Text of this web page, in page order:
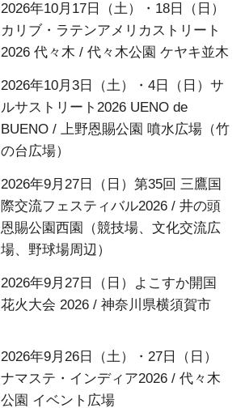
2026年10月17日（土）・18日（日）
カリブ・ラテンアメリカストリート
2026 代々木 / 代々木公園 ケヤキ並木
2026年10月3日（土）・4日（日）サ
ルサストリート2026 UENO de
BUENO / 上野恩賜公園 噴水広場（竹
の台広場）
2026年9月27日（日）第35回 三鷹国
際交流フェスティバル2026 / 井の頭
恩賜公園西園（競技場、文化交流広
場、野球場周辺）
2026年9月27日（日）よこすか開国
花火大会 2026 / 神奈川県横須賀市
2026年9月26日（土）・27日（日）
ナマステ・インディア2026 / 代々木
公園 イベント広場